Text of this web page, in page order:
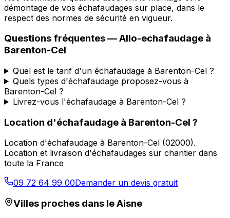
démontage de vos échafaudages sur place, dans le
respect des normes de sécurité en vigueur.
Questions fréquentes —Allo-echafaudage à
Barenton-Cel
Quel est le tarif d'un échafaudage à Barenton-Cel ?
Quels types d'échafaudage proposez-vous à
Barenton-Cel ?
Livrez-vous l'échafaudage à Barenton-Cel ?
Location d'échafaudage à Barenton-Cel ?
Location d'échafaudage à Barenton-Cel (02000).
Location et livraison d'échafaudages sur chantier dans
toute la France
09 72 64 99 00Demander un devis gratuit
Villes proches dans leAisne